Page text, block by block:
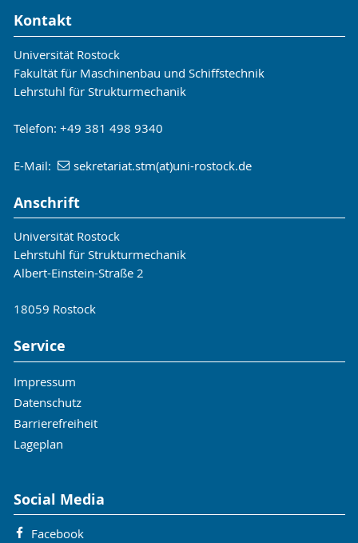
Kontakt
Universität Rostock
Fakultät für Maschinenbau und Schiffstechnik
Lehrstuhl für Strukturmechanik
Telefon: +49 381 498 9340
E-Mail: sekretariat.stm(at)uni-rostock.de
Anschrift
Universität Rostock
Lehrstuhl für Strukturmechanik
Albert-Einstein-Straße 2
18059 Rostock
Service
Impressum
Datenschutz
Barrierefreiheit
Lageplan
Social Media
Facebook